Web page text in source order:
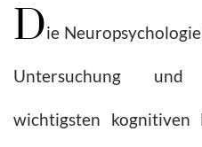
Die
Untersuchung
wichtigsten kognitiven